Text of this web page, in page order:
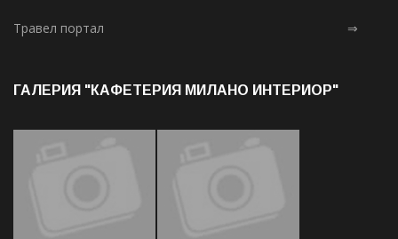
Травел портал ⇒
ГАЛЕРИЯ "КАФЕТЕРИЯ МИЛАНО ИНТЕРИОР"